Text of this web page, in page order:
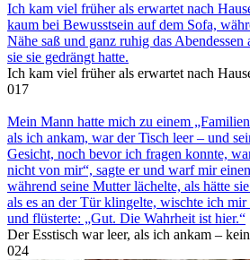
Ich kam viel früher als erwartet nach
kaum bei Bewusstsein auf dem Sofa,
Nähe saß und ganz ruhig das Abendessen
sie sie gedrängt hatte.
Ich kam viel früher als erwartet nach
017
Mein Mann hatte mich zu einem
als ich ankam, war der Tisch leer – und
Gesicht, noch bevor ich fragen konnte,
nicht von mir“, sagte er und warf mir
während seine Mutter lächelte, als hätte
als es an der Tür klingelte, wischte ich
und flüsterte: „Gut. Die Wahrheit ist hier.“
Der Esstisch war leer, als ich ankam –
024